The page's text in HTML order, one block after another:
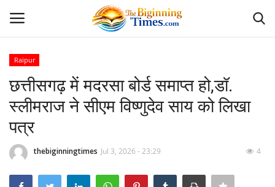
Home
अपराध
Contact
Raipur
छत्तीसगढ़ में मदरसा बोर्ड समाप्त हो,डॉ.
स्लीमराज ने सीएम विष्णुदेव साय को लिखा
पत्र
thebiginningtimes Jul 3, 2026 - 23:29 4